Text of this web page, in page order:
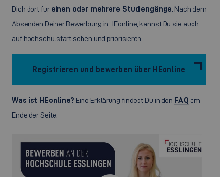
Dich dort für einen oder mehrere Studiengänge . Nach dem
Absenden Deiner Bewerbung in HEonline, kannst Du sie auch
auf hochschulstart sehen und priorisieren.
Registrieren und bewerben über HEonline
Was ist HEonline? Eine Erklärung findest Du in den FAQ am
Ende der Seite.